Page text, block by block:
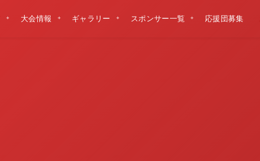
大会情報 ギャラリー スポンサー一覧 応援団募集